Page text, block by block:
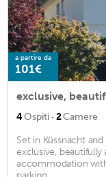
a partire da
101€
exclusive,
4Ospiti · 2Camere
Set in Küssnacht
exclusive,
accommodation